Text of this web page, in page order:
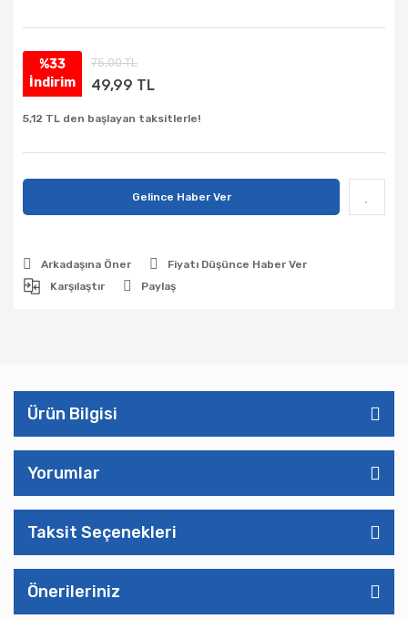
%33
İndirim
75,00 TL
49,99 TL
5,12 TL den başlayan taksitlerle!
Gelince Haber Ver
Arkadaşına Öner
Fiyatı Düşünce Haber Ver
Karşılaştır
Paylaş
Ürün Bilgisi
Yorumlar
Taksit Seçenekleri
Önerileriniz